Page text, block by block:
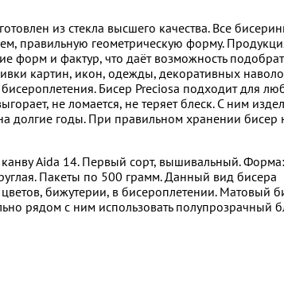
из стекла высшего качества. Все
правильную геометрическую форму.
форм и фактур, что даёт возможность
картин, икон, одежды, декоративных
Бисер Preciosa подходит для
не ломается, не теряет блеск. С ним
долгие годы. При правильном хранении бисер
Aida 14. Первый сорт, вышивальный.
Пакеты по 500 грамм. Данный вид бисера
бижутерии, в бисероплетении. Матовый
рядом с ним использовать полупрозрачный